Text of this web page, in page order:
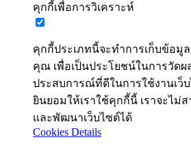
คุกกี้เพื่อการวิเคราะห์
คุกกี้ประเภทนี้จะทำการเก็บข้อมู
คุณ เพื่อเป็นประโยชน์ในการวัด
ประสบการณ์ที่ดีในการใช้งานเว็
ยินยอมให้เราใช้คุกกี้นี้ เราจะไม่
และพัฒนาเว็บไซต์ได้
Cookies Details